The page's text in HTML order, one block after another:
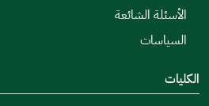
الأسئلة الشائعة
السياسات
الكليات